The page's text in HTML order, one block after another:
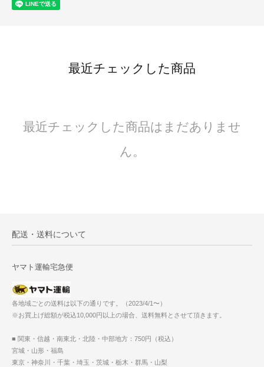
最近チェックした商品
最近チェックした商品はまだありませ
ん。
配送・送料について
ヤマト運輸宅急便
各地域ごとの送料は以下の通りです。（2023/4/1〜）
※お買上げ総額が税込10,000円以上の場合、送料無料とさせて頂きます。
■ 関東・信越・南東北・北陸・中部地方：750円（税込）
宮城・山形・福島
東京・神奈川・千葉・埼玉・茨城・栃木・群馬・山梨